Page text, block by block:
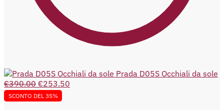
Prada D05S Occhiali da sole
€390.00 €253.50
SCONTO DEL 35%